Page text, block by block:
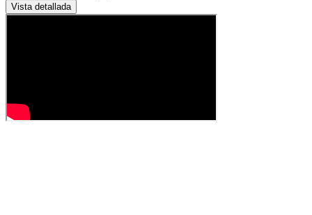
Vista detallada